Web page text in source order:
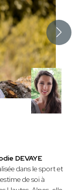
DEVAYE
dans le sport et
de soi à